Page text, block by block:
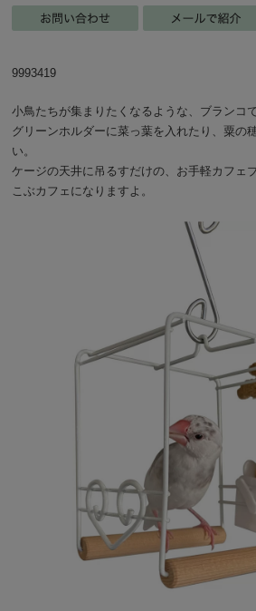
9993419
小鳥たちが集まりたくなるような、ブランコで
グリーンホルダーに菜っ葉を入れたり、粟の
い。
ケージの天井に吊るすだけの、お手軽カフェ
こぶカフェになりますよ。